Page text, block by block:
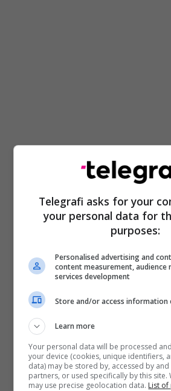
Telegrafi asks for your
your personal data for
purposes:
Personalised advertising and
content measurement, audience
services development
Store and/or access information
Learn more
Your personal data will be processed
your device (cookies, unique identifiers,
data) may be stored by, accessed by
partners, or used specifically by this
may use precise geolocation data. List of